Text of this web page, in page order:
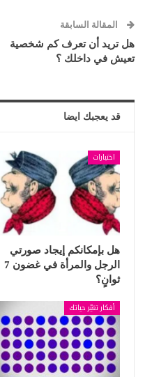
المقالة السابقة
هل تريد أن تعرف كم شخصية
تعيش في داخلك ؟
قد يعجبك ايضا
اختبارات
هل بإمكانكم إيجاد صورتي
الرجل والمرأة في غضون 7
ثوانٍ؟
أفكار تغيّر حياتك